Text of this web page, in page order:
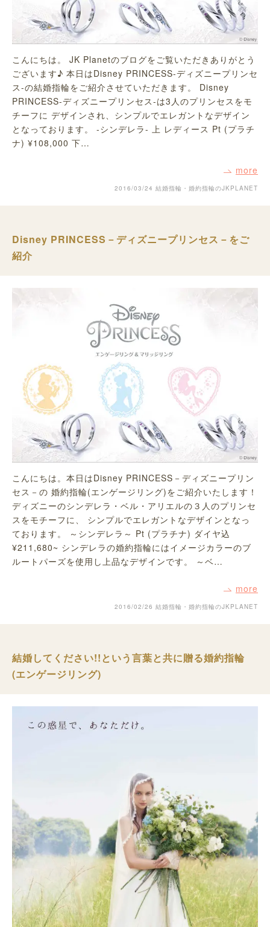
こんにちは。 JK Planetのブログをご覧いただきありがとう
ございます♪ 本日はDisney PRINCESS-ディズニープリンセ
ス-の結婚指輪をご紹介させていただきます。 Disney
PRINCESS-ディズニープリンセス-は3人のプリンセスをモ
チーフに デザインされ、シンプルでエレガントなデザイン
となっております。 -シンデレラ- 上 レディース Pt (プラチ
ナ) ¥108,000 下…
more
2016/03/24 結婚指輪・婚約指輪のJKPLANET
Disney PRINCESS－ディズニープリンセス－をご
紹介
こんにちは。本日はDisney PRINCESS－ディズニープリン
セス－の 婚約指輪(エンゲージリング)をご紹介いたします！
ディズニーのシンデレラ・ベル・アリエルの３人のプリンセ
スをモチーフに、 シンプルでエレガントなデザインとなっ
ております。 ～シンデレラ～ Pt (プラチナ) ダイヤ込
¥211,680~ シンデレラの婚約指輪にはイメージカラーのブ
ルートパーズを使用し上品なデザインです。 ～ベ…
more
2016/02/26 結婚指輪・婚約指輪のJKPLANET
結婚してください!!という言葉と共に贈る婚約指輪
(エンゲージリング)